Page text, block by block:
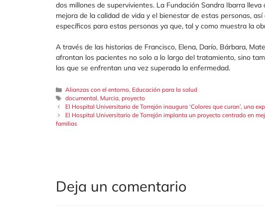
dos millones de supervivientes. La Fundación Sandra Ibarra
mejora de la calidad de vida y el bienestar de estas personas,
específicos para estas personas ya que, tal y como muestra la
A través de las historias de Francisco, Elena, Darío, Bárbara,
afrontan los pacientes no solo a lo largo del tratamiento, sino
las que se enfrentan una vez superada la enfermedad.
Categorías
Alianzas con el entorno, Educación para la salud
Etiquetas
documental, Murcia,proyecto
El Hospital Universitario de Torrejón inaugura ‘Colores que curan’, una
El Hospital Universitario de Torrejón implanta un proyecto centrado en
familias
Deja un comentario